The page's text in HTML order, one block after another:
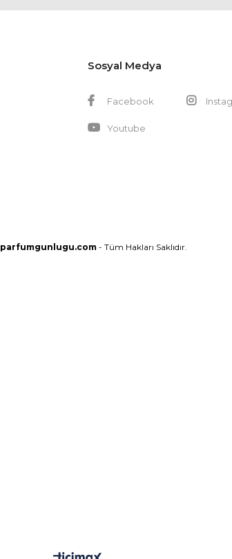
Sosyal Medya
Facebook
Youtube
parfumgunlugu.com - Tüm Hakları Saklıdır.